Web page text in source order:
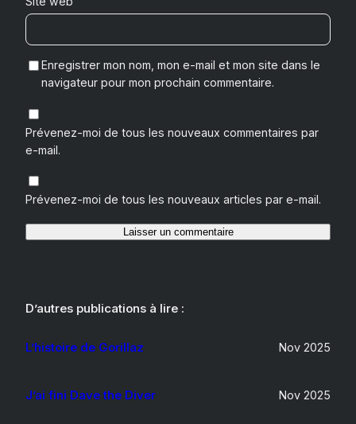
Enregistrer mon nom, mon e-mail et mon site dans le
navigateur pour mon prochain commentaire.
Prévenez-moi de tous les nouveaux commentaires par
e-mail.
Prévenez-moi de tous les nouveaux articles par e-mail.
D’autres publications à lire :
L’histoire de Gorillaz Nov 2025
J’ai fini Dave the Diver Nov 2025